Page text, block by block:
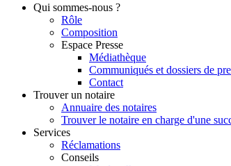
Qui sommes-nous ?
Rôle
Composition
Espace Presse
Médiathèque
Communiqués et dossiers de
Contact
Trouver un notaire
Annuaire des notaires
Trouver le notaire en charge d'une
Services
Réclamations
Conseils